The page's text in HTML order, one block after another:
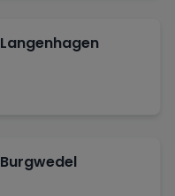
Langenhagen
Burgwedel